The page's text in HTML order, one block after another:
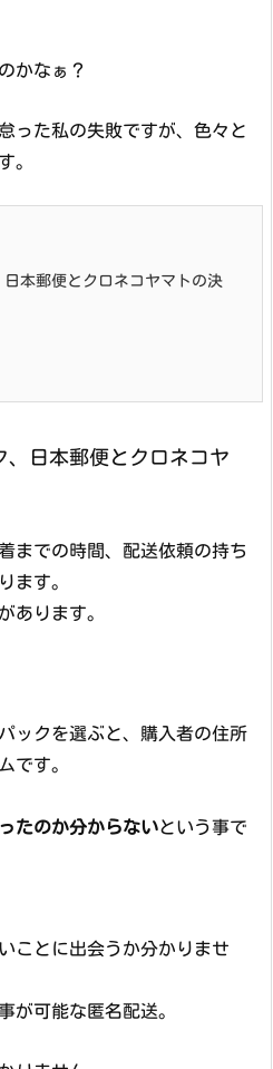
かなぁ？
った私の失敗ですが、色々と
。
本郵便とクロネコヤマトの決
、日本郵便とクロネコヤ
までの時間、配送依頼の持ち
ます。
あります。
ックを選ぶと、購入者の住所
です。
たのか分からないという事で
ことに出会うか分かりませ
が可能な匿名配送。